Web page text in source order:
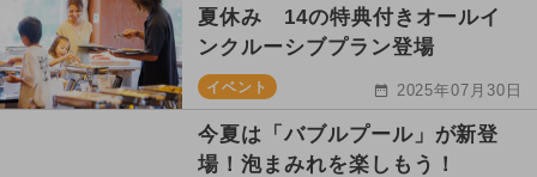
夏休み 14の特典付きオールイ
ンクルーシブプラン登場
イベント 2025年07月30日
今夏は「バブルプール」が新登
場！泡まみれを楽しもう！